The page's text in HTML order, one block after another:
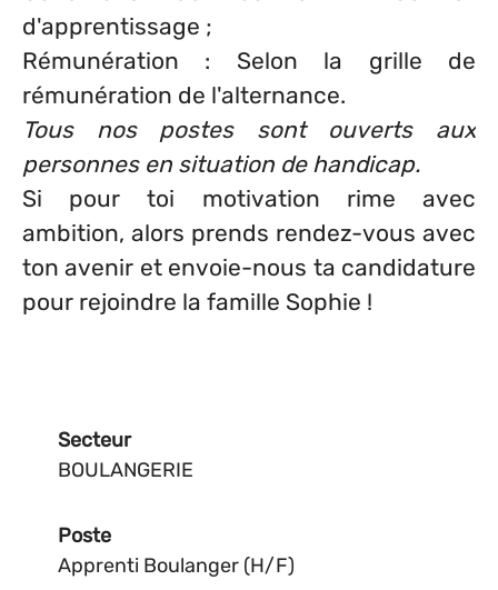
d'apprentissage ;
Rémunération : Selon la grille de
rémunération de l'alternance.
Tous nos postes sont ouverts aux
personnes en situation de handicap.
Si pour toi motivation rime avec
ambition, alors prends rendez-vous avec
ton avenir et envoie-nous ta candidature
pour rejoindre la famille Sophie !
Secteur
BOULANGERIE
Poste
Apprenti Boulanger (H/F)